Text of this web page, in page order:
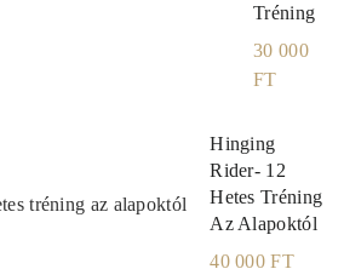
Tréning
30 000
FT
Hinging
Rider- 12
Hetes Tréning
Az Alapoktól
40 000 FT